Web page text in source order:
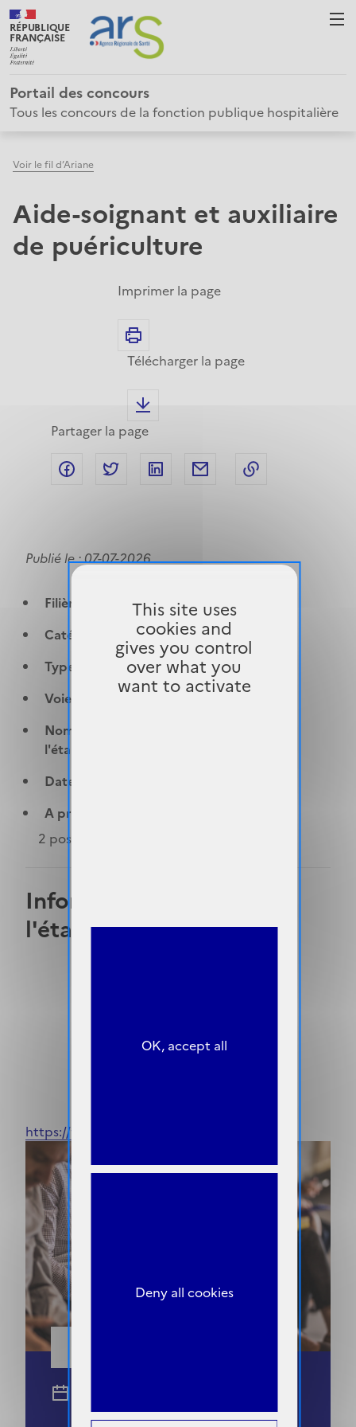
RÉPUBLIQUE
FRANÇAISE
Portail des concours
Tous les concours de la fonction publique hospitalière
Voir le fil d’Ariane
Aide-soignant et auxiliaire
de puériculture
Imprimer la page
Télécharger la page
Partager la page
Partager le lien du concours sur facebook
Partager le lien du concours sur
Partager le lien du concours
Partager le lien du
Publié le :07-07-2026
Filière :
Filière soins
Catégorie :
Type(s) de concours :Sur titres
Voie(s) d'accès : Externe
Nombre de postes offerts par
l'établissement :
Date du concours :
A propos du poste :
2 postes d'Auxiliaire de Puériculture
Informations sur
l'établissement
https://www.ch-auch.fr
19-08-2026
This site uses
cookies and
gives you control
over what you
want to activate
OK, accept all
Deny all cookies